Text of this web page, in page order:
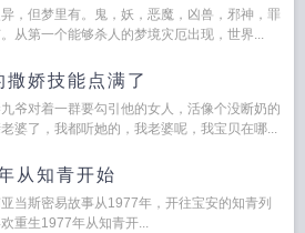
，但梦里有。鬼，妖，恶魔，凶兽，邪神，罪
从第一个能够杀人的梦境灾厄出现，世界...
撒娇技能点满了
爷对着一群要勾引他的女人，活像个没断奶的
婆了，我都听她的，我老婆呢，我宝贝在哪...
从知青开始
当斯密易故事从1977年，开往宝安的知青列
重生1977年从知青开...